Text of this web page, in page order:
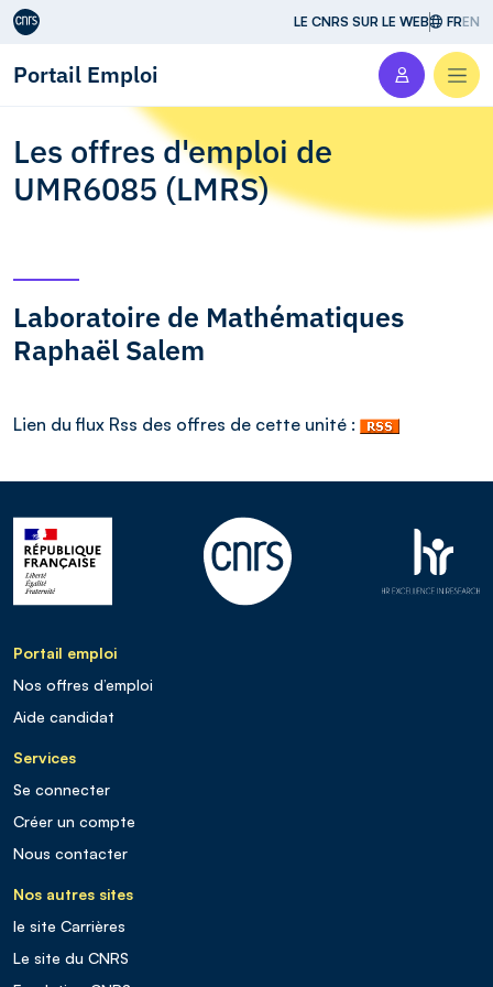
Aller au contenu LE CNRS SUR LE WEB FREN
Portail Emploi
Les offres d'emploi de
UMR6085 (LMRS)
Laboratoire de Mathématiques
Raphaël Salem
Lien du flux Rss des offres de cette unité :
Portail emploi
Nos offres d’emploi
Aide candidat
Services
Se connecter
Créer un compte
Nous contacter
Nos autres sites
le site Carrières
Le site du CNRS